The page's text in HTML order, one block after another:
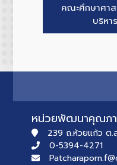
คณะศึกษาศา
บริหา
239 ถ.ห้วยแก้ว ต.
0-5394-4271